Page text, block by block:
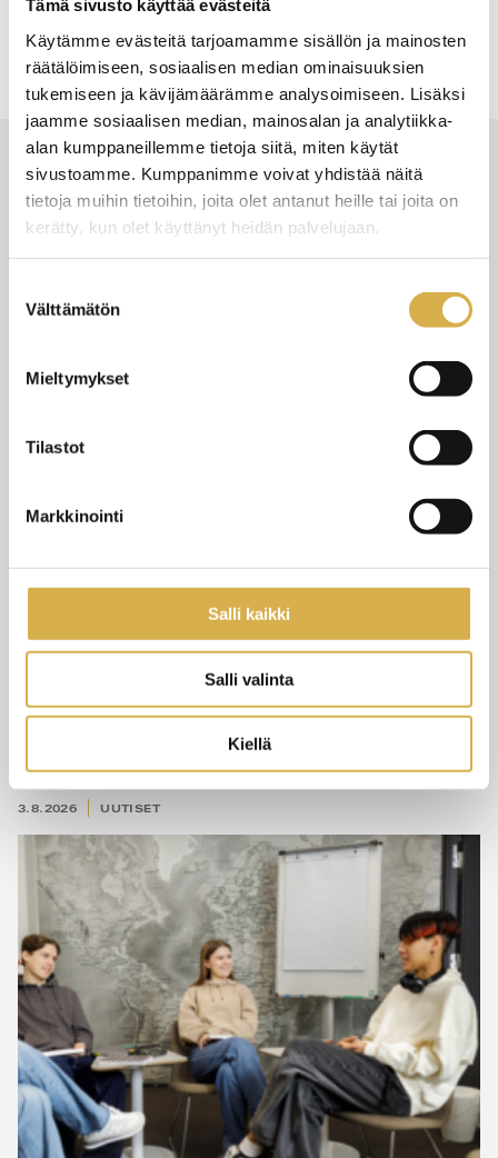
Tämä sivusto käyttää evästeitä
Käytämme evästeitä tarjoamamme sisällön ja mainosten
räätälöimiseen, sosiaalisen median ominaisuuksien
tukemiseen ja kävijämäärämme analysoimiseen. Lisäksi
jaamme sosiaalisen median, mainosalan ja analytiikka-
alan kumppaneillemme tietoja siitä, miten käytät
sivustoamme. Kumppanimme voivat yhdistää näitä
tietoja muihin tietoihin, joita olet antanut heille tai joita on
kerätty, kun olet käyttänyt heidän palvelujaan.
valinta
Välttämätön
Mieltymykset
Tilastot
Markkinointi
Salli kaikki
Salli valinta
Kiellä
hiilijalanjälki saaristo vastuullisuus
Uusimmat
Pedagoginen tiedonsiirto
3.8.2026 UUTISET